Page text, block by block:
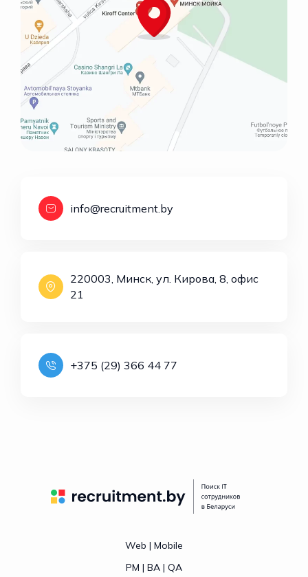
info@recruitment.by
220003, Минск, ул. Кирова, 8, офис
21
+375 (29) 366 44 77
Web | Mobile
PM | BA | QA